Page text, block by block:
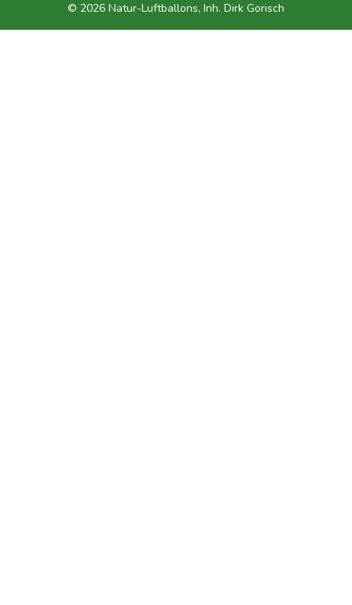
© 2026 Natur-Luftballons, Inh. Dirk Gorisch